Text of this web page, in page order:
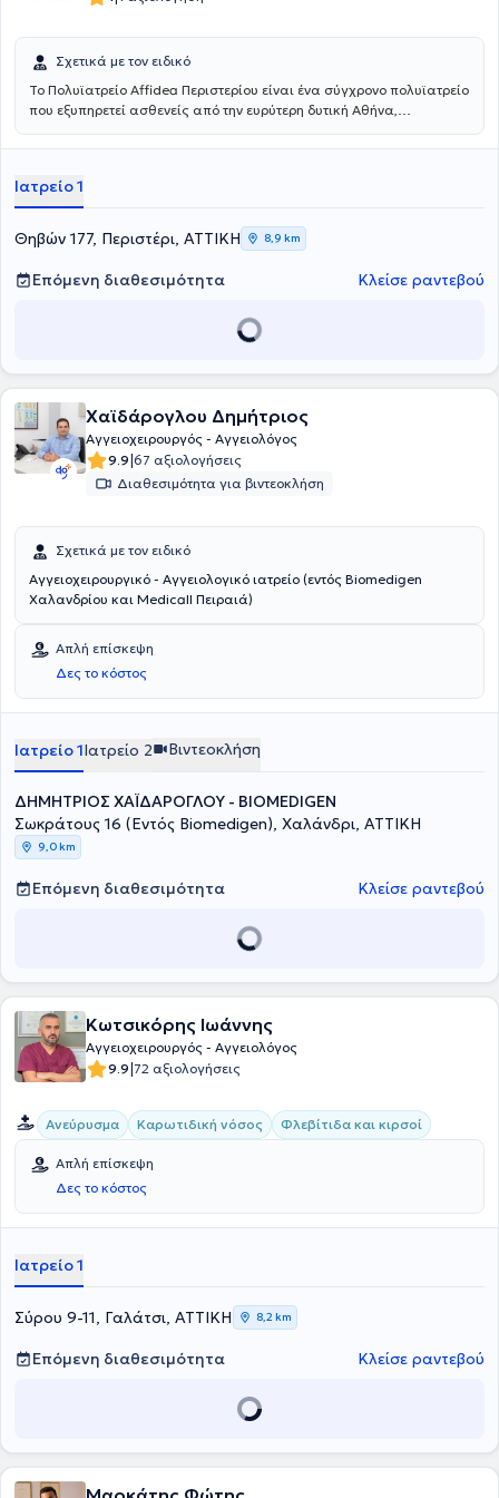
εξειδικεύεται στις νεότερες μη επεμβατικές ενδαγγειακές τεχνικές.
Σχετικά με τον ειδικό
Το Πολυϊατρείο Affidea Περιστερίου είναι ένα σύγχρονο πολυϊατρείο
που εξυπηρετεί ασθενείς από την ευρύτερη δυτική Αθήνα,
φροντίδα υγείας κάτω από μία οροφή. Με εξειδικευμένους ιατρούς
ολόκληρης της οικογένειας - από προληπτικούς ελέγχους έως
εξειδικευμένη διάγνωση και παρακολούθηση.
Ιατρείο 1
Θηβών 177, Περιστέρι, ΑΤΤΙΚΗ 8,9 km
Επόμενη διαθεσιμότητα Κλείσε ραντεβού
Χαϊδάρογλου Δημήτριος
Αγγειοχειρουργός - Αγγειολόγος
9.9|67 αξιολογήσεις
Διαθεσιμότητα για βιντεοκλήση
Σχετικά με τον ειδικό
Αγγειοχειρουργικό - Αγγειολογικό ιατρείο (εντός Biomedigen
Χαλανδρίου και Medicall Πειραιά)
Απλή επίσκεψη
Δες το κόστος
Ιατρείο 1Ιατρείο 2 Βιντεοκλήση
ΔΗΜΗΤΡΙΟΣ ΧΑΪΔΑΡΟΓΛΟΥ - BIOMEDIGEN
Σωκράτους 16 (Εντός Biomedigen), Χαλάνδρι, ΑΤΤΙΚΗ
9,0 km
Επόμενη διαθεσιμότητα Κλείσε ραντεβού
Κωτσικόρης Ιωάννης
Αγγειοχειρουργός - Αγγειολόγος
9.9|72 αξιολογήσεις
Ανεύρυσμα Καρωτιδική νόσος Φλεβίτιδα και κιρσοί
Απλή επίσκεψη
Δες το κόστος
Ιατρείο 1
Σύρου 9-11, Γαλάτσι, ΑΤΤΙΚΗ 8,2 km
Επόμενη διαθεσιμότητα Κλείσε ραντεβού